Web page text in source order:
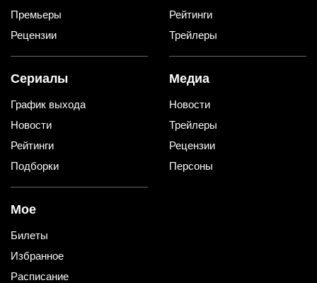
Премьеры
Рецензии
Рейтинги
Трейлеры
Сериалы
График выхода
Новости
Рейтинги
Подборки
Медиа
Новости
Трейлеры
Рецензии
Персоны
Мое
Билеты
Избранное
Расписание